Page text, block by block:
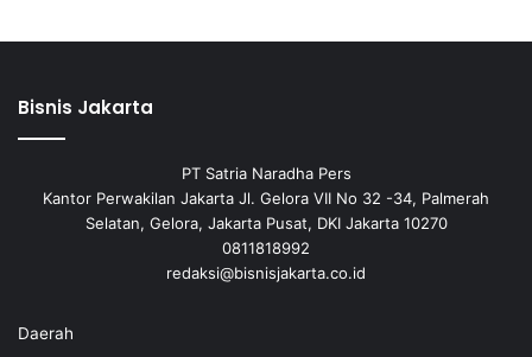
Bisnis Jakarta
PT Satria Naradha Pers
Kantor Perwakilan Jakarta Jl. Gelora VII No 32 -34, Palmerah
Selatan, Gelora, Jakarta Pusat, DKI Jakarta 10270
0811818992
redaksi@bisnisjakarta.co.id
Daerah